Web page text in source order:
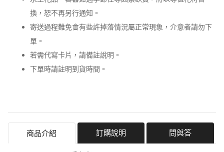
換，恕不再另行通知。
寄送過程難免會有些許掉落情況屬正常現象，介意者請勿下
單。
若需代寫卡片，請備註說明。
下單時請註明到貨時間。
商品介紹 訂購說明 問與答